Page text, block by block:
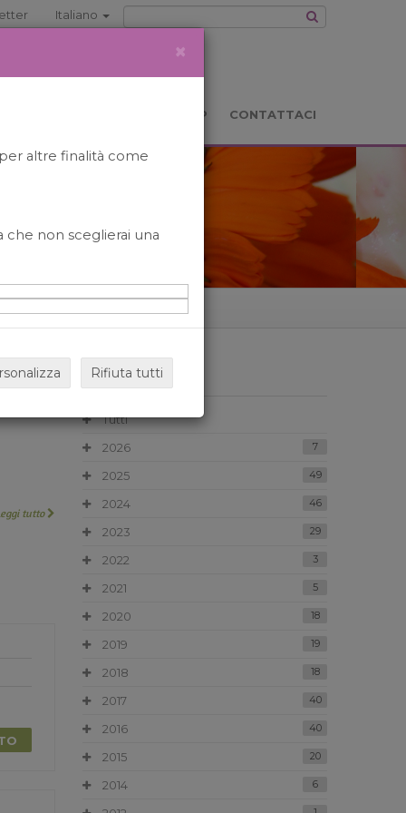
Italiano
BOOKSHOP CONTATTACI
tutto
ARCHIVIO
Tutti
2026
7
2025 49
2024 46
2023 29
2022 3
2021 5
2020 18
2019 19
2018 18
2017 40
2016 40
2015 20
2014 6
×
altre finalità come
che non sceglierai una
Rifiuta tutti